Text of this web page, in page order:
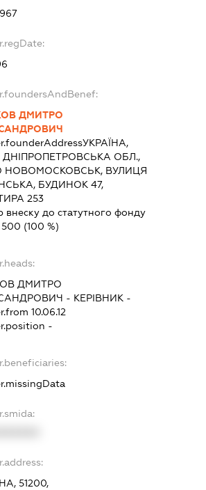
ДМИТРО
УКРАЇНА,
ДНІПРОПЕТРОВСЬКА ОБЛ.,
НОВОМОСКОВСЬК, ВУЛИЦЯ
БУДИНОК 47,
253
внеску до статутного фонду
500 (100 %)
ДМИТРО
- КЕРІВНИК -
10.06.12
-
51200,